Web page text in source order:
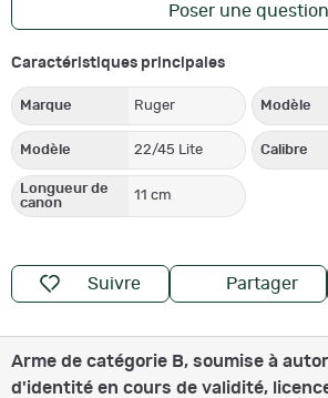
Poser une question
Caractéristiques principales
Marque Ruger Modèle
Modèle 22/45 Lite Calibre
Longueur de
canon
11 cm
Suivre Partager
Arme de catégorie B, soumise à
d'identité en cours de validité,